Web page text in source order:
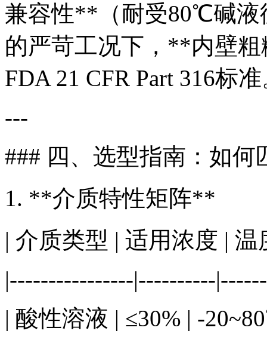
兼容性**（耐受80℃碱
的严苛工况下，**内壁
FDA 21 CFR Part 316标
---
### 四、选型指南：如何
1. **介质特性矩阵**
| 介质类型 | 适用浓度 |
|----------------|----------
| 酸性溶液 | ≤30% | -